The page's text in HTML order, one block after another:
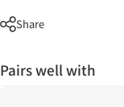
Share
Pairs well with